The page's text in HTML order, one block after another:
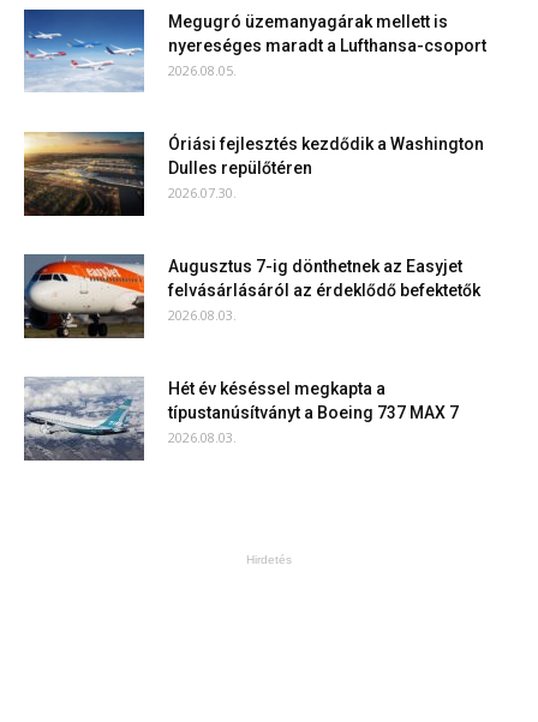
Megugró üzemanyagárak mellett is
nyereséges maradt a Lufthansa-csoport
2026.08.05.
Óriási fejlesztés kezdődik a Washington
Dulles repülőtéren
2026.07.30.
Augusztus 7-ig dönthetnek az Easyjet
felvásárlásáról az érdeklődő befektetők
2026.08.03.
Hét év késéssel megkapta a
típustanúsítványt a Boeing 737 MAX 7
2026.08.03.
Hirdetés